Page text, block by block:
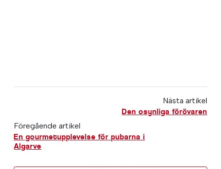
Nästa artikel
Den osynliga förövaren
Föregående artikel
En gourmetupplevelse för pubarna i
Algarve